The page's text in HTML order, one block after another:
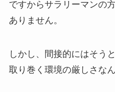
ですからサラリーマンの
ありません。
しかし、間接的にはそう
取り巻く環境の厳しさなん